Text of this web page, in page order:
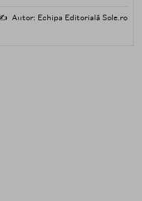
impuritățile solubile în
Autor: Echipa Editorială Sole.ro